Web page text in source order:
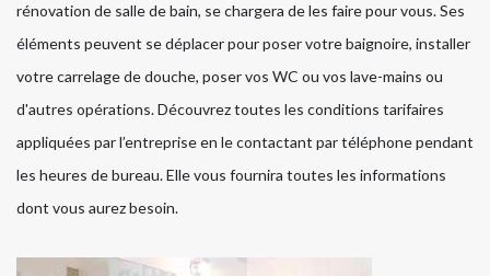
rénovation de salle de bain, se chargera de les faire pour vous. Ses
éléments peuvent se déplacer pour poser votre baignoire, installer
votre carrelage de douche, poser vos WC ou vos lave-mains ou
d'autres opérations. Découvrez toutes les conditions tarifaires
appliquées par l’entreprise en le contactant par téléphone pendant
les heures de bureau. Elle vous fournira toutes les informations
dont vous aurez besoin.